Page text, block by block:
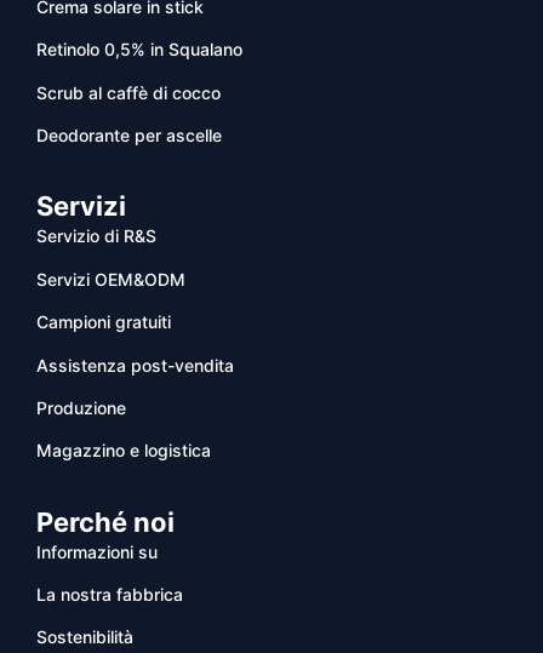
Crema solare in stick
Retinolo 0,5% in Squalano
Scrub al caffè di cocco
Deodorante per ascelle
Servizi
Servizio di R&S
Servizi OEM&ODM
Campioni gratuiti
Assistenza post-vendita
Produzione
Magazzino e logistica
Perché noi
Informazioni su
La nostra fabbrica
Sostenibilità